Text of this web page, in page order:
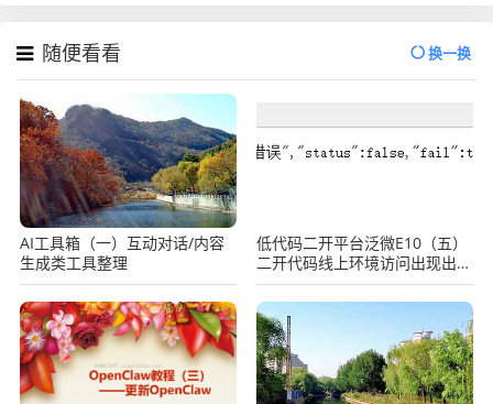
随便看看 换一换
AI工具箱（一）互动对话/内容
生成类工具整理
低代码二开平台泛微E10（五）
二开代码线上环境访问出现出现
报错如何排查？